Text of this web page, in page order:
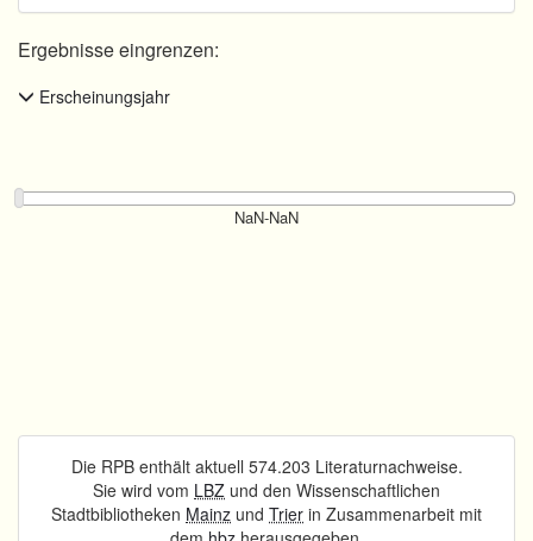
Ergebnisse eingrenzen:
Erscheinungsjahr
Die RPB enthält aktuell 574.203 Literaturnachweise.
Sie wird vom LBZ und den Wissenschaftlichen
Stadtbibliotheken Mainz und Trier in Zusammenarbeit mit